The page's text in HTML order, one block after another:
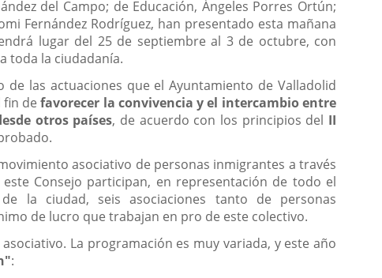
del Campo; de Educación, Ángeles Porres Ortún;
Fernández Rodríguez, han presentado esta mañana
lugar del 25 de septiembre al 3 de octubre, con
toda la ciudadanía.
las actuaciones que el Ayuntamiento de Valladolid
fin defavorecer la convivencia y el intercambio entre
otros países, de acuerdo con los principios del II
asociativo de personas inmigrantes a través
Consejo participan, en representación de todo el
la ciudad, seis asociaciones tanto de personas
de lucro que trabajan en pro de este colectivo.
La programación es muy variada, y este año
: